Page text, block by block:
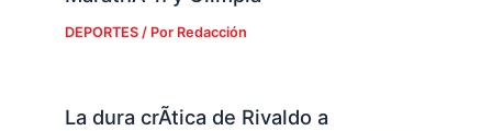
DEPORTES/ Por Redacción
La dura crÃ­tica de Rivaldo a